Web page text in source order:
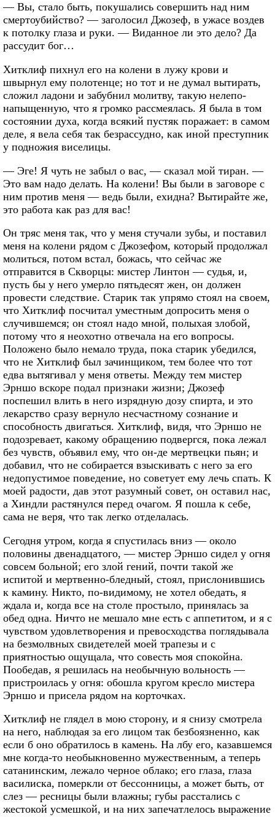
— Вы, стало быть, покушались совершить над ним
смертоубийство? — заголосил Джозеф, в ужасе воздев
к потолку глаза и руки. — Виданное ли это дело? Да
рассудит бог…
Хитклиф пихнул его на колени в лужу крови и
швырнул ему полотенце; но тот и не думал вытирать,
сложил ладони и забубнил молитву, такую нелепо-
напыщенную, что я громко рассмеялась. Я была в том
состоянии духа, когда всякий пустяк поражает: в самом
деле, я вела себя так безрассудно, как иной преступник
у подножия виселицы.
— Эге! Я чуть не забыл о вас, — сказал мой тиран. —
Это вам надо делать. На колени! Вы были в заговоре с
ним против меня — ведь были, ехидна? Вытирайте же,
это работа как раз для вас!
Он тряс меня так, что у меня стучали зубы, и поставил
меня на колени рядом с Джозефом, который продолжал
молиться, потом встал, божась, что сейчас же
отправится в Скворцы: мистер Линтон — судья, и,
пусть бы у него умерло пятьдесят жен, он должен
провести следствие. Старик так упрямо стоял на своем,
что Хитклиф посчитал уместным допросить меня о
случившемся; он стоял надо мной, полыхая злобой,
потому что я неохотно отвечала на его вопросы.
Положено было немало труда, пока старик убедился,
что не Хитклиф был зачинщиком, тем более что тот
едва вытягивал у меня ответы. Между тем мистер
Эрншо вскоре подал признаки жизни; Джозеф
поспешил влить в него изрядную дозу спирта, и это
лекарство сразу вернуло несчастному сознание и
способность двигаться. Хитклиф, видя, что Эрншо не
подозревает, какому обращению подвергся, пока лежал
без чувств, объявил ему, что он-де мертвецки пьян; и
добавил, что не собирается взыскивать с него за его
недопустимое поведение, но советует ему лечь спать. К
моей радости, дав этот разумный совет, он оставил нас,
а Хиндли растянулся перед очагом. Я пошла к себе,
сама не веря, что так легко отделалась.
Сегодня утром, когда я спустилась вниз — около
половины двенадцатого, — мистер Эрншо сидел у огня
совсем больной; его злой гений, почти такой же
испитой и мертвенно-бледный, стоял, прислонившись
к камину. Никто, по-видимому, не хотел обедать, я
ждала и, когда все на столе простыло, принялась за
обед одна. Ничто не мешало мне есть с аппетитом, и я с
чувством удовлетворения и превосходства поглядывала
на безмолвных свидетелей моей трапезы и с
приятностью ощущала, что совесть моя спокойна.
Пообедав, я решилась на необычную вольность —
пристроилась у огня: обошла кругом кресло мистера
Эрншо и присела рядом на корточках.
Хитклиф не глядел в мою сторону, и я снизу смотрела
на него, наблюдая за его лицом так безбоязненно, как
если б оно обратилось в камень. На лбу его, казавшемся
мне когда-то необыкновенно мужественным, а теперь
сатанинским, лежало черное облако; его глаза, глаза
василиска, померкли от бессонницы, а может быть, от
слез — ресницы были влажны; губы расстались с
жестокой усмешкой, и на них запечатлелось выражение